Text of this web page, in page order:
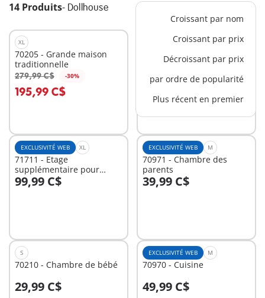
14 Produits- Dollhouse
Croissant par nom
Croissant par prix
Décroissant par prix
par ordre de popularité
Plus récent en premier
XL
70205 - Grande maison
traditionnelle
279,99 C$ -30%
195,99 C$
Au panier
70985 - Maison
transportable
59,99 C$ -30%
41,99 C$
Au panier
EXCLUSIVITÉ WEB XL
71711 - Etage
supplémentaire pour
Maison Belle Epoque
99,99 C$
Au panier
EXCLUSIVITÉ WEB M
70971 - Chambre des
parents
39,99 C$
Au panier
S
70210 - Chambre de bébé
29,99 C$
Au panier
EXCLUSIVITÉ WEB M
70970 - Cuisine
49,99 C$
Au panier